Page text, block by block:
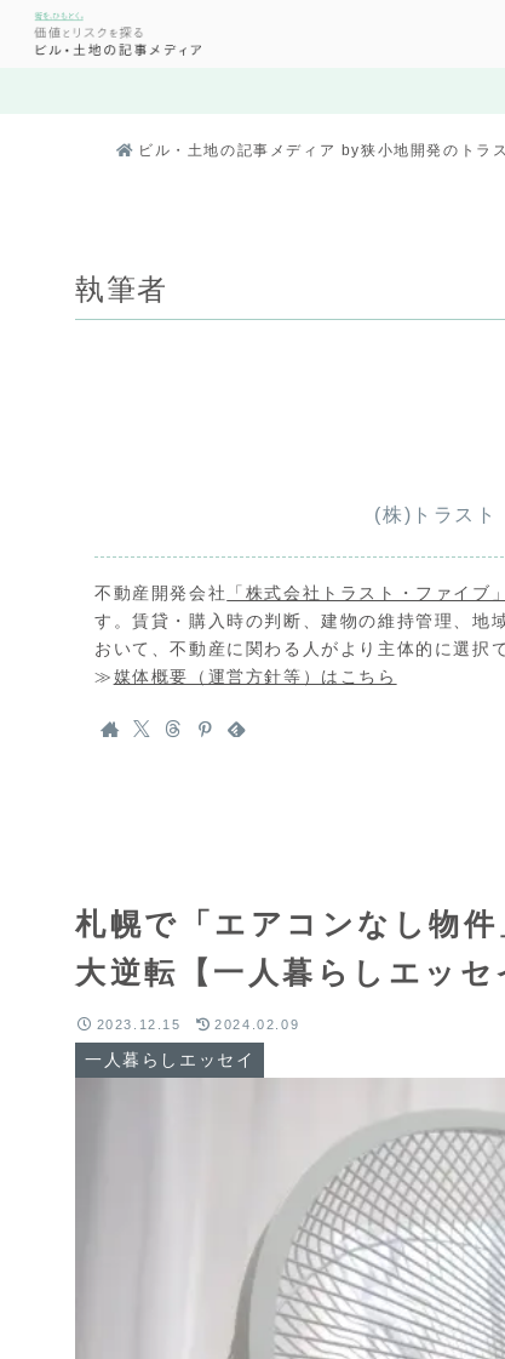
ビル・土地の記事メディア by狭小地開発のトラ
札幌で「エアコンなし物
大逆転【一人暮らしエッ
一人暮らしエッセイ
2023.12.15 2024.02.09
執筆者
(株)トラス
不動産開発会社 「株式会社トラスト・ファイブ」
す。賃貸・購入時の判断、建物の維持管理、地
おいて、不動産に関わる人がより主体的に選択
≫媒体概要（運営方針等）はこちら